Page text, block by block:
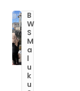
B
W
S
M
a
l
u
k
u